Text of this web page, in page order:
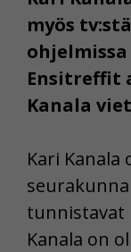
myös
ohjelmissa
Ensitreffit
Kanala
Kari Kanala
tunnistavat
Kanala on